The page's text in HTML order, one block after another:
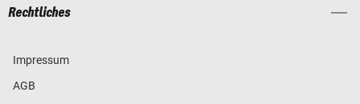
Rechtliches
Impressum
AGB